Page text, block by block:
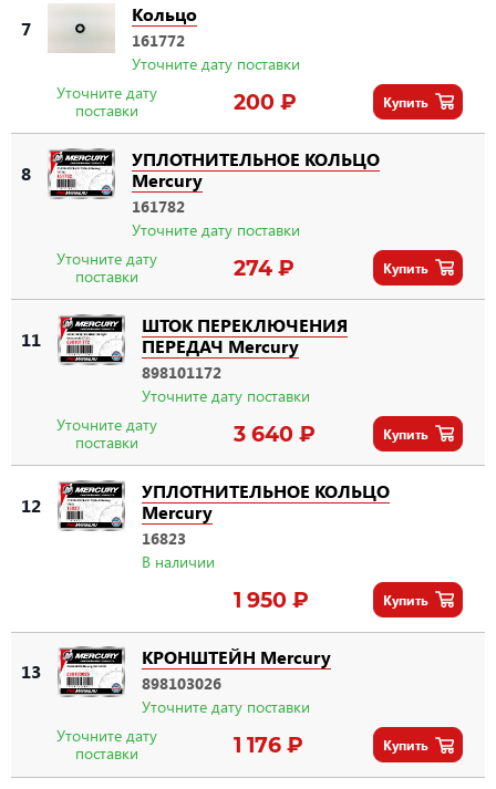
7
Кольцо
161772
Уточните дату поставки
Уточните дату
поставки
200 ₽ Купить
8
УПЛОТНИТЕЛЬНОЕ КОЛЬЦО
Mercury
161782
Уточните дату поставки
Уточните дату
поставки
274 ₽ Купить
11
ШТОК ПЕРЕКЛЮЧЕНИЯ
ПЕРЕДАЧ Mercury
898101172
Уточните дату поставки
Уточните дату
поставки
3 640 ₽ Купить
12
УПЛОТНИТЕЛЬНОЕ КОЛЬЦО
Mercury
16823
В наличии
1 950 ₽ Купить
13
КРОНШТЕЙН Mercury
898103026
Уточните дату поставки
Уточните дату
поставки
1 176 ₽ Купить